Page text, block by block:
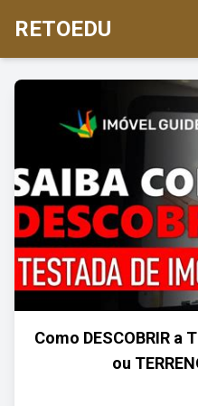
RETOEDU
Como DESCOBRIR a
ou